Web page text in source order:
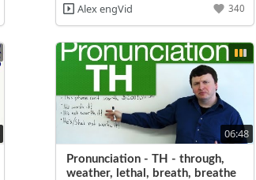
Alex engVid 340
06:48
Pronunciation - TH - through,
weather, lethal, breath, breathe